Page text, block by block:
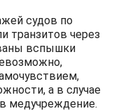
судов по
транзитов через
вспышки
а в случае
медучреждение.